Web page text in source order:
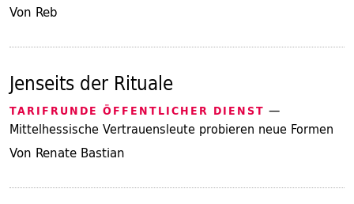
Von Reb
Jenseits der Rituale
TARIFRUNDE ÖFFENTLICHER DIENST —
Mittelhessische Vertrauensleute probieren neue Formen
Von Renate Bastian